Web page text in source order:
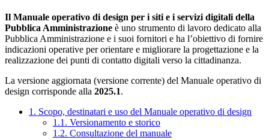
Il Manuale operativo di design per i siti e i servizi digitali della
Pubblica Amministrazione è uno strumento di lavoro dedicato alla
Pubblica Amministrazione e i suoi fornitori e ha l’obiettivo di fornire
indicazioni operative per orientare e migliorare la progettazione e la
realizzazione dei punti di contatto digitali verso la cittadinanza.
La versione aggiornata (versione corrente) del Manuale operativo di
design corrisponde alla 2025.1.
1. Scopo, destinatari e uso del Manuale operativo di design
1.1. Versionamento e storico
1.2. Consultazione del manuale